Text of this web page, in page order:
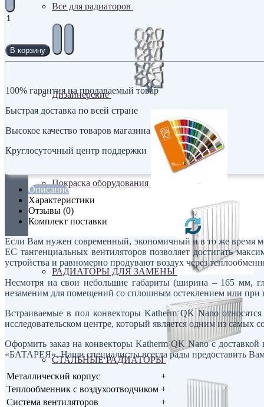
Все для радиаторов
Дизайнерские
Покраска оборудования
РАДИАТОРЫ ДЛЯ ЗАМЕНЫ
СТАЛЬНЫЕ РАДИАТОРЫ
В корзину
100% гарантия на продаваемый товар
Быстрая доставка по всей стране
Высокое качество товаров магазина
Круглосуточный центр поддержки
Описание
Характеристики
Отзывы (0)
Комплект поставки
Если Вам нужен современный, экономичный и в то же время
EC тангенциальных вентиляторов позволяет достигать
устройства и равномерно продувают воздух через
Несмотря на свои небольшие габариты (ширина – 165 мм,
незаменим для помещений со сплошным остеклением или при
Встраиваемые в пол конвекторы Katherm QK Nano
исследовательском центре, который является одним из самых
Оформить заказ на конвекторы Katherm QK Nano с
«БАТАРЕЯ». Наши специалисты всегда рады предоставить
Металлический корпус
+
Теплообменник с воздухоотводчиком +
Система вентиляторов
+